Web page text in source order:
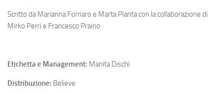
Scritto da Marianna Fornaro e Marta Pianta con la collaborazione di
Mirko Perri e Francesco Praino
Etichetta e Management: Manita Dischi
Distribuzione: Believe